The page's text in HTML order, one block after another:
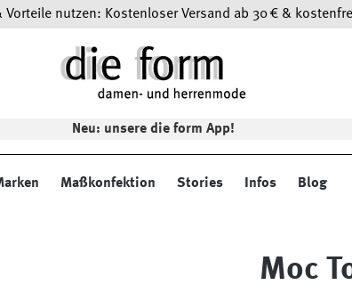
nutzen: Kostenloser Versand ab 30 € &
Neu: unsere die form App!
Maßkonfektion Stories Infos Blog
Moc